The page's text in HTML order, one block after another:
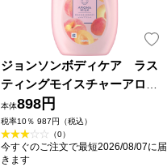
ジョンソンボディケア ラス
ティングモイスチャーアロマ
ミルク ５００ｍｌ ＪＮＴＬコ
ンシューマーヘルス
本体898円
税率10％ 987円（税込）
（0）
今すぐのご注文で最短2026/08/07に届
きます